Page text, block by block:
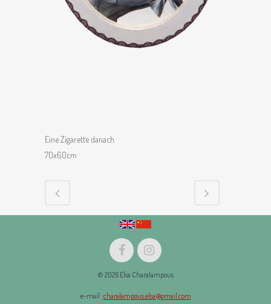
Eine Zigarette danach
70x60cm
© 2026 Elsa Charalampous
e-mail :charalampous.elsa@gmail.com